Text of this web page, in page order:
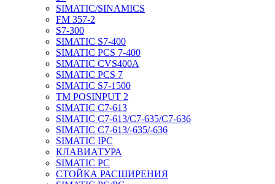
SIMATIC/SINAMICS
FM 357-2
S7-300
SIMATIC S7-400
SIMATIC PCS 7-400
SIMATIC CVS400A
SIMATIC PCS 7
SIMATIC S7-1500
TM POSINPUT 2
SIMATIC C7-613
SIMATIC C7-613/C7-635/C7-636
SIMATIC C7-613/-635/-636
SIMATIC IPC
КЛАВИАТУРА
SIMATIC PC
СТОЙКА РАСШИРЕНИЯ